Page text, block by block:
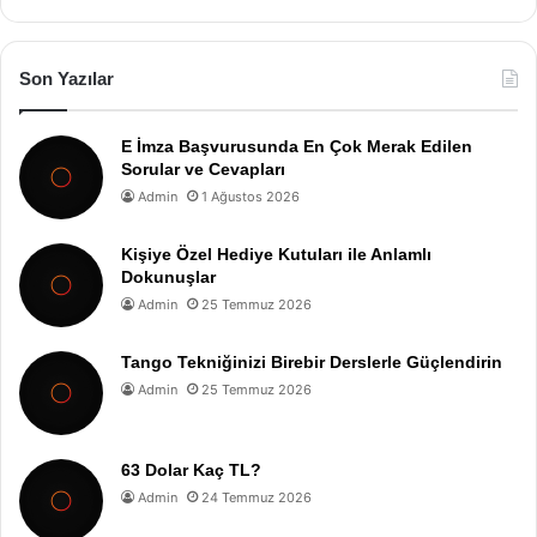
Son Yazılar
E İmza Başvurusunda En Çok Merak Edilen
Sorular ve Cevapları
Admin 1 Ağustos 2026
Kişiye Özel Hediye Kutuları ile Anlamlı
Dokunuşlar
Admin 25 Temmuz 2026
Tango Tekniğinizi Birebir Derslerle Güçlendirin
Admin 25 Temmuz 2026
63 Dolar Kaç TL?
Admin 24 Temmuz 2026